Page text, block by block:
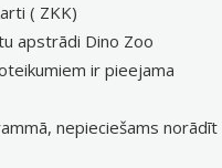
( ZKK)
apstrādi Dino Zoo
ir pieejama
nepieciešams norādīt